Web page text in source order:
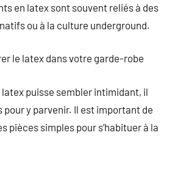
en latex sont souvent reliés à des
ou à la culture underground.
le latex dans votre garde-robe
puisse sembler intimidant, il
pour y parvenir. Il est important de
pièces simples pour s’habituer à la